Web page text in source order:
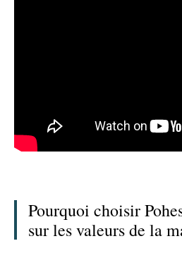
Pourquoi choisir
sur les valeurs de la